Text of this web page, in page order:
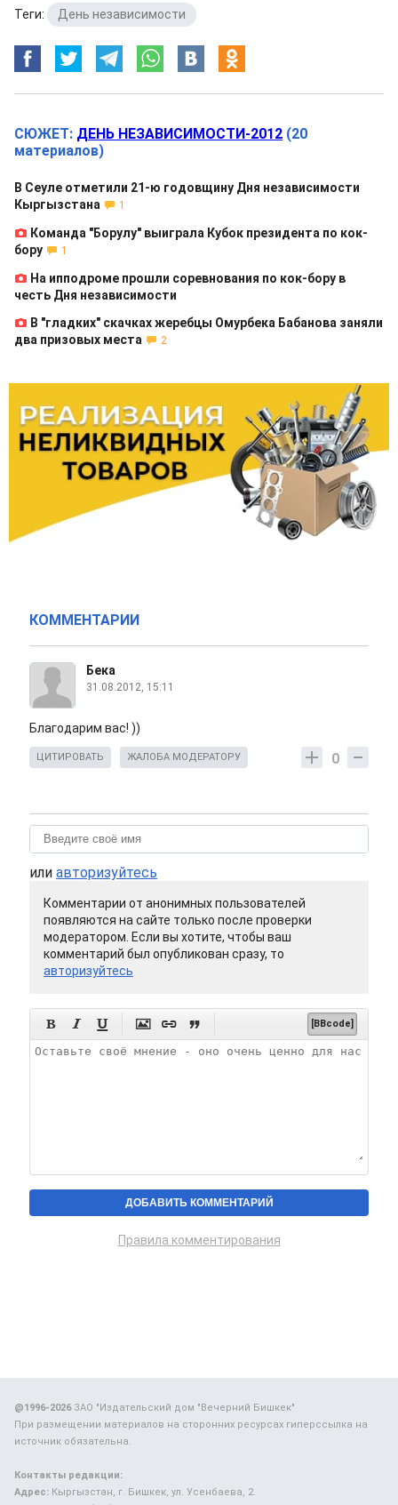
Теги: День независимости
СЮЖЕТ: ДЕНЬ НЕЗАВИСИМОСТИ-2012 (20
материалов)
В Сеуле отметили 21-ю годовщину Дня независимости
Кыргызстана
1
Команда "Борулу" выиграла Кубок президента по кок-
бору
1
На ипподроме прошли соревнования по кок-бору в
честь Дня независимости
В "гладких" скачках жеребцы Омурбека Бабанова заняли
два призовых места
2
КОММЕНТАРИИ
Бека
31.08.2012, 15:11
Благодарим вас! ))
0
ЦИТИРОВАТЬ ЖАЛОБА МОДЕРАТОРУ
или авторизуйтесь
Комментарии от анонимных пользователей
появляются на сайте только после проверки
модератором. Если вы хотите, чтобы ваш
комментарий был опубликован сразу, то
авторизуйтесь
      [BBcode]
Правила комментирования
@1996-2026ЗАО "Издательский дом "Вечерний Бишкек"
При размещении материалов на сторонних ресурсах гиперссылка на
источник обязательна.
Контакты редакции:
Адрес: Кыргызстан, г. Бишкек, ул. Усенбаева, 2.